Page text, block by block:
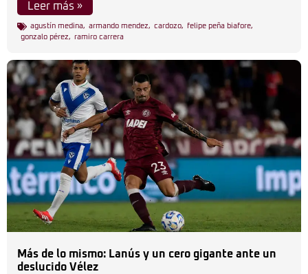
Leer más »
agustín medina, armando mendez, cardozo, felipe peña biafore,
gonzalo pérez, ramiro carrera
Más de lo mismo: Lanús y un cero gigante ante un
deslucido Vélez